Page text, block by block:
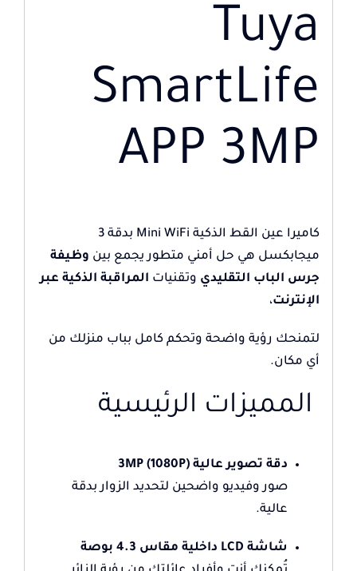
Tuya
SmartLife
APP 3MP
كاميرا عين القط الذكية Mini WiFi بدقة 3
ميجابكسل هي حل أمني متطور يجمع بين وظيفة
جرس الباب التقليدي وتقنيات المراقبة الذكية عبر
الإنترنت،
لتمنحك رؤية واضحة وتحكم كامل بباب منزلك من
أي مكان.
المميزات الرئيسية
دقة تصوير عالية 3MP (1080P)
صور وفيديو واضحين لتحديد الزوار بدقة
عالية.
شاشة LCD داخلية مقاس 4.3 بوصة